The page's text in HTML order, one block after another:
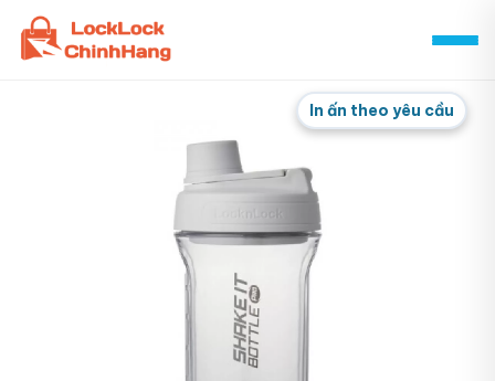
Skip
content
In ấn theo yêu cầu